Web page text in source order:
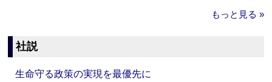
もっと見る »
社説
生命守る政策の実現を最優先に